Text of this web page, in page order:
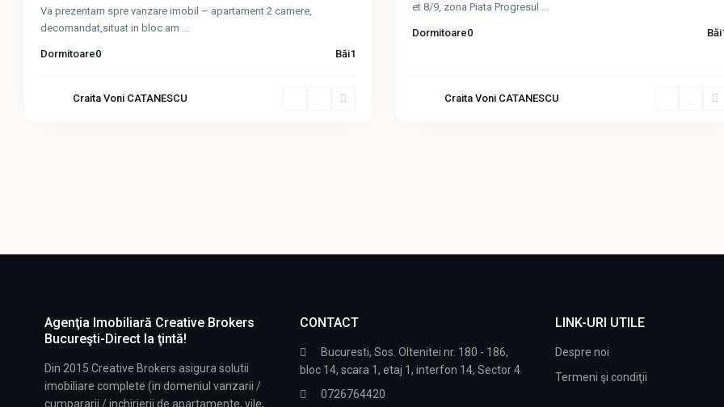
Va prezentam spre vanzare imobil – apartament 2 camere,
decomandat,situat in bloc am ...
Dormitoare0 Băi1
Craita Voni CATANESCU
et 8/9, zona Piata Progresul ...
Dormitoare0 Băi
Craita Voni CATANESCU
Agenţia Imobiliară Creative Brokers
Bucureşti-Direct la ţintă!
Din 2015 Creative Brokers asigura solutii
imobiliare complete (in domeniul vanzarii /
cumpararii / inchirierii de apartamente, vile,
CONTACT
Bucuresti, Sos. Oltenitei nr. 180 - 186,
bloc 14, scara 1, etaj 1, interfon 14, Sector 4
0726764420
LINK-URI UTILE
Despre noi
Termeni şi condiţii